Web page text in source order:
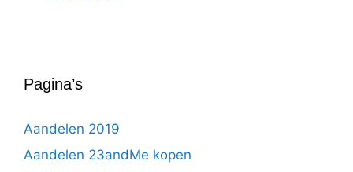
Pagina’s
Aandelen 2019
Aandelen 23andMe kopen